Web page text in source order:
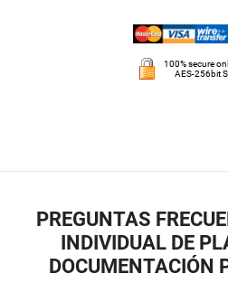
100% secure
AES-256bit
PREGUNTAS
INDIVIDUAL DE
DOCUMENTACIÓN